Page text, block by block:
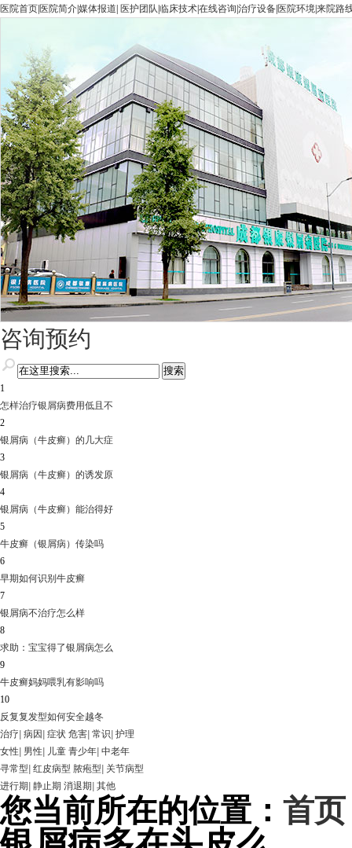
医院首页 医院简介媒体报道 医护团队 临床技术在线咨询 治疗设备 医院环境来院路
咨询预约
1
怎样治疗银屑病费用低且不
2
银屑病（牛皮癣）的几大症
3
银屑病（牛皮癣）的诱发原
4
银屑病（牛皮癣）能治得好
5
牛皮癣（银屑病）传染吗
6
早期如何识别牛皮癣
7
银屑病不治疗怎么样
8
求助：宝宝得了银屑病怎么
9
牛皮癣妈妈喂乳有影响吗
10
反复复发型如何安全越冬
治疗 病因 症状 危害 常识 护理
女性 男性 儿童 青少年 中老年
寻常型 红皮病型 脓疱型 关节病型
进行期 静止期 消退期 其他
您当前所在的位置： 首页